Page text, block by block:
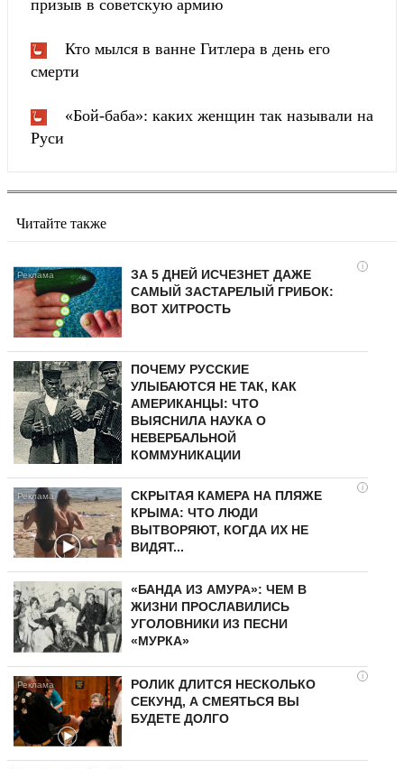
призыв в советскую армию
Кто мылся в ванне Гитлера в день его
смерти
«Бой-баба»: каких женщин так называли на
Руси
Читайте также
i
ЗА 5 ДНЕЙ ИСЧЕЗНЕТ ДАЖЕ
САМЫЙ ЗАСТАРЕЛЫЙ ГРИБОК:
ВОТ ХИТРОСТЬ
ПОЧЕМУ РУССКИЕ
УЛЫБАЮТСЯ НЕ ТАК, КАК
АМЕРИКАНЦЫ: ЧТО
ВЫЯСНИЛА НАУКА О
НЕВЕРБАЛЬНОЙ
КОММУНИКАЦИИ
i
СКРЫТАЯ КАМЕРА НА ПЛЯЖЕ
КРЫМА: ЧТО ЛЮДИ
ВЫТВОРЯЮТ, КОГДА ИХ НЕ
ВИДЯТ...
«БАНДА ИЗ АМУРА»: ЧЕМ В
ЖИЗНИ ПРОСЛАВИЛИСЬ
УГОЛОВНИКИ ИЗ ПЕСНИ
«МУРКА»
i
РОЛИК ДЛИТСЯ НЕСКОЛЬКО
СЕКУНД, А СМЕЯТЬСЯ ВЫ
БУДЕТЕ ДОЛГО